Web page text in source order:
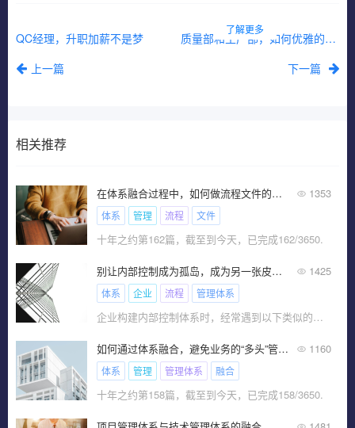
了解更多
QC经理，升职加薪不是梦
上一篇
质量部和生产部，如何优雅的吵架
下一篇
相关推荐
在体系融合过程中，如何做流程文件的优化？ 1353
体系 管理 流程 文件
十年之约第162篇，截至到今天，已完成162/3650.
别让内部控制成为孤岛，成为另一张皮：打造与企业生态有机融合的控制系统才是管理真谛！ 1425
体系 企业 流程 管理体系
企业构建内部控制体系时，经常遇到以下类似的困惑
如何通过体系融合，避免业务的“多头”管理？ 1160
体系 管理 管理体系 融合
十年之约第158篇，截至到今天，已完成158/3650.